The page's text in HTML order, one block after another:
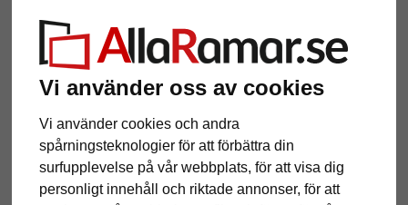
Vi använder oss av cookies
Vi använder cookies och andra
spårningsteknologier för att förbättra din
surfupplevelse på vår webbplats, för att visa dig
personligt innehåll och riktade annonser, för att
Träram Macmac